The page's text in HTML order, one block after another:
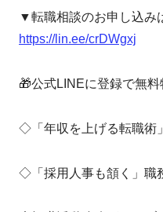
▼転職相談のお申し込み
https://lin.ee/crDWgxj
🎁公式LINEに登録で無料
◇「年収を上げる転職術
◇「採用人事も頷く」職